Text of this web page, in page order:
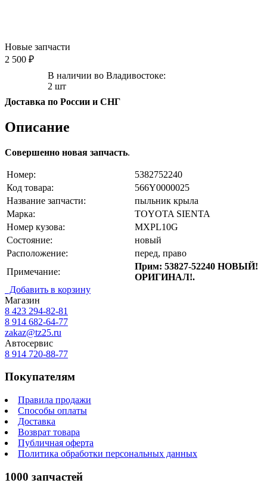
Новые запчасти
2 500 ₽
В наличии во Владивостоке:
2 шт
Доставка по России и СНГ
Описание
Совершенно новая запчасть.
Номер:
5382752240
Код товара:
566Y0000025
Название запчасти:
пыльник крыла
Марка:
TOYOTA SIENTA
Номер кузова:
MXPL10G
Состояние:
новый
Расположение:
перед, право
Примечание:
Прим: 53827-52240 НОВЫЙ!
ОРИГИНАЛ!.
Добавить в корзину
Магазин
8 423 294-82-81
8 914 682-64-77
zakaz@tz25.ru
Автосервис
8 914 720-88-77
Покупателям
Правила продажи
Способы оплаты
Доставка
Возврат товара
Публичная оферта
Политика обработки персональных данных
1000 запчастей